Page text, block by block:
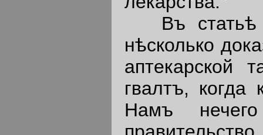
Въ статьѣ
нѣсколько
аптекарской
гвалтъ, когда
Намъ